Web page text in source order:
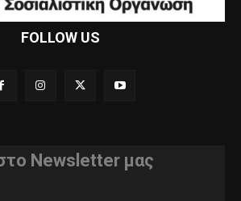
FOLLOW US
Newsletter μας